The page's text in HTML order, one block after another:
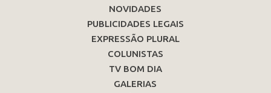
NOVIDADES
PUBLICIDADES LEGAIS
EXPRESSÃO PLURAL
COLUNISTAS
TV BOM DIA
GALERIAS